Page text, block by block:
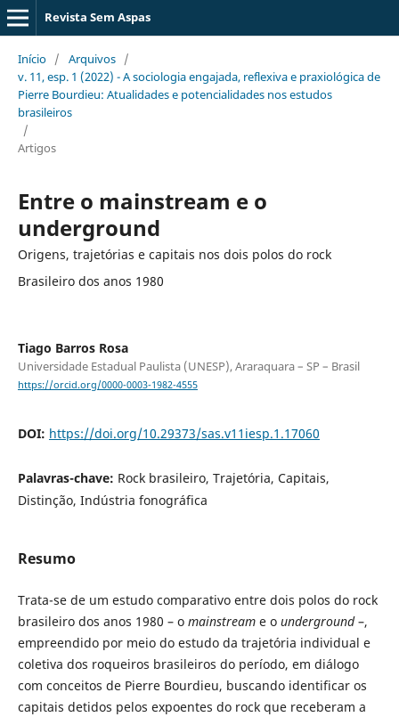
Revista Sem Aspas
Início / Arquivos /
v. 11, esp. 1 (2022) - A sociologia engajada, reflexiva e praxiológica de
Pierre Bourdieu: Atualidades e potencialidades nos estudos
brasileiros
/
Artigos
Entre o mainstream e o
underground
Origens, trajetórias e capitais nos dois polos do rock
Brasileiro dos anos 1980
Tiago Barros Rosa
Universidade Estadual Paulista (UNESP), Araraquara – SP – Brasil
https://orcid.org/0000-0003-1982-4555
DOI: https://doi.org/10.29373/sas.v11iesp.1.17060
Palavras-chave: Rock brasileiro, Trajetória, Capitais,
Distinção, Indústria fonográfica
Resumo
Trata-se de um estudo comparativo entre dois polos do rock
brasileiro dos anos 1980 – o mainstreame o underground–,
empreendido por meio do estudo da trajetória individual e
coletiva dos roqueiros brasileiros do período, em diálogo
com conceitos de Pierre Bourdieu, buscando identificar os
capitais detidos pelos expoentes do rock que receberam a